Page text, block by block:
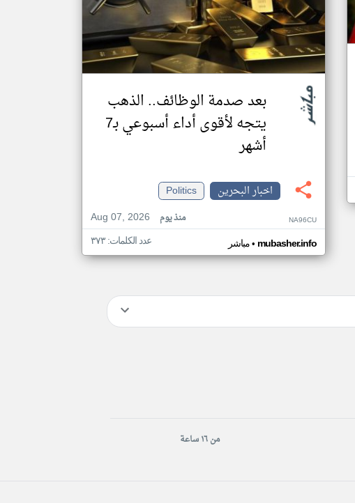
بعد صدمة الوظائف.. الذهب
يتجه لأقوى أداء أسبوعي بـ7
أشهر
اخبار البحرين
Politics
Aug 07, 2026
منذ يوم NA96CU
مباشر• mubasher.info عدد الكلمات: ٣٧٣
من ١٦ ساعة